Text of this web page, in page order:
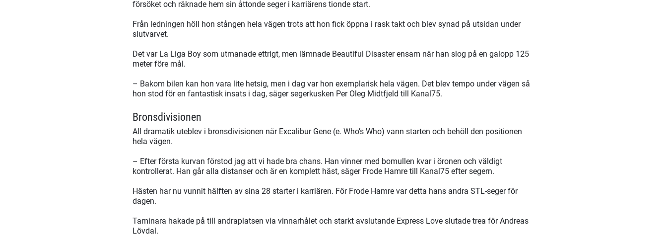
försöket och räknade hem sin åttonde seger i karriärens tionde start.
Från ledningen höll hon stången hela vägen trots att hon fick öppna i rask takt och blev synad på utsidan under
slutvarvet.
Det var La Liga Boy som utmanade ettrigt, men lämnade Beautiful Disaster ensam när han slog på en galopp 125
meter före mål.
– Bakom bilen kan hon vara lite hetsig, men i dag var hon exemplarisk hela vägen. Det blev tempo under vägen så
hon stod för en fantastisk insats i dag, säger segerkusken Per Oleg Midtfjeld till Kanal75.
Bronsdivisionen
All dramatik uteblev i bronsdivisionen när Excalibur Gene (e. Who’s Who) vann starten och behöll den positionen
hela vägen.
– Efter första kurvan förstod jag att vi hade bra chans. Han vinner med bomullen kvar i öronen och väldigt
kontrollerat. Han går alla distanser och är en komplett häst, säger Frode Hamre till Kanal75 efter segern.
Hästen har nu vunnit hälften av sina 28 starter i karriären. För Frode Hamre var detta hans andra STL-seger för
dagen.
Taminara hakade på till andraplatsen via vinnarhålet och starkt avslutande Express Love slutade trea för Andreas
Lövdal.